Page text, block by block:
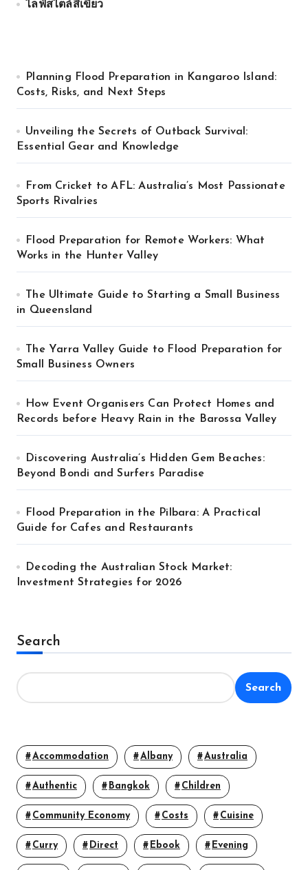
ไลฟ์สไตล์สีเขียว
Planning Flood Preparation in Kangaroo Island:
Costs, Risks, and Next Steps
Unveiling the Secrets of Outback Survival:
Essential Gear and Knowledge
From Cricket to AFL: Australia’s Most Passionate
Sports Rivalries
Flood Preparation for Remote Workers: What
Works in the Hunter Valley
The Ultimate Guide to Starting a Small Business
in Queensland
The Yarra Valley Guide to Flood Preparation for
Small Business Owners
How Event Organisers Can Protect Homes and
Records before Heavy Rain in the Barossa Valley
Discovering Australia’s Hidden Gem Beaches:
Beyond Bondi and Surfers Paradise
Flood Preparation in the Pilbara: A Practical
Guide for Cafes and Restaurants
Decoding the Australian Stock Market:
Investment Strategies for 2026
Search
Search
Accommodation Albany Australia
Authentic Bangkok Children
Community Economy Costs Cuisine
Curry Direct Ebook Evening